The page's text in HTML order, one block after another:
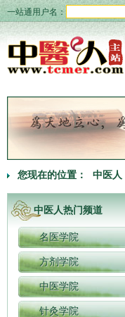
一站通用户名：
您现在的位置： 中医人
中医人热门频道
名医学院
方剂学院
中医学院
针灸学院